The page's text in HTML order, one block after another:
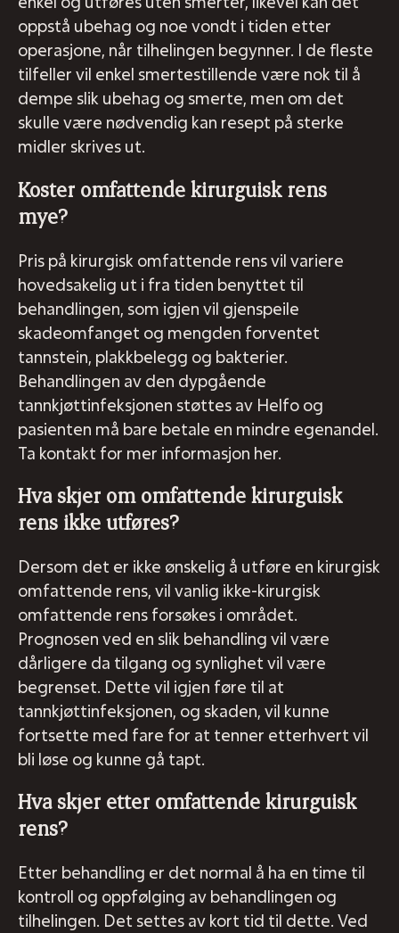
oppstå ubehag og noe vondt i tiden etter
operasjone, når tilhelingen begynner. I de fleste
tilfeller vil enkel smertestillende være nok til å
dempe slik ubehag og smerte, men om det
skulle være nødvendig kan resept på sterke
midler skrives ut.
Koster omfattende kirurguisk rens
mye?
Pris på kirurgisk omfattende rens vil variere
hovedsakelig ut i fra tiden benyttet til
behandlingen, som igjen vil gjenspeile
skadeomfanget og mengden forventet
tannstein, plakkbelegg og bakterier.
Behandlingen av den dypgående
tannkjøttinfeksjonen støttes av Helfo og
pasienten må bare betale en mindre egenandel.
Ta kontakt for mer informasjon her.
Hva skjer om omfattende kirurguisk
rens ikke utføres?
Dersom det er ikke ønskelig å utføre en kirurgisk
omfattende rens, vil vanlig ikke-kirurgisk
omfattende rens forsøkes i området.
Prognosen ved en slik behandling vil være
dårligere da tilgang og synlighet vil være
begrenset. Dette vil igjen føre til at
tannkjøttinfeksjonen, og skaden, vil kunne
fortsette med fare for at tenner etterhvert vil
bli løse og kunne gå tapt.
Hva skjer etter omfattende kirurguisk
rens?
Etter behandling er det normal å ha en time til
kontroll og oppfølging av behandlingen og
tilhelingen. Det settes av kort tid til dette. Ved